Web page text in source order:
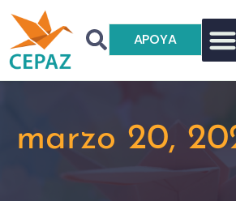
APOYA
marzo 20,